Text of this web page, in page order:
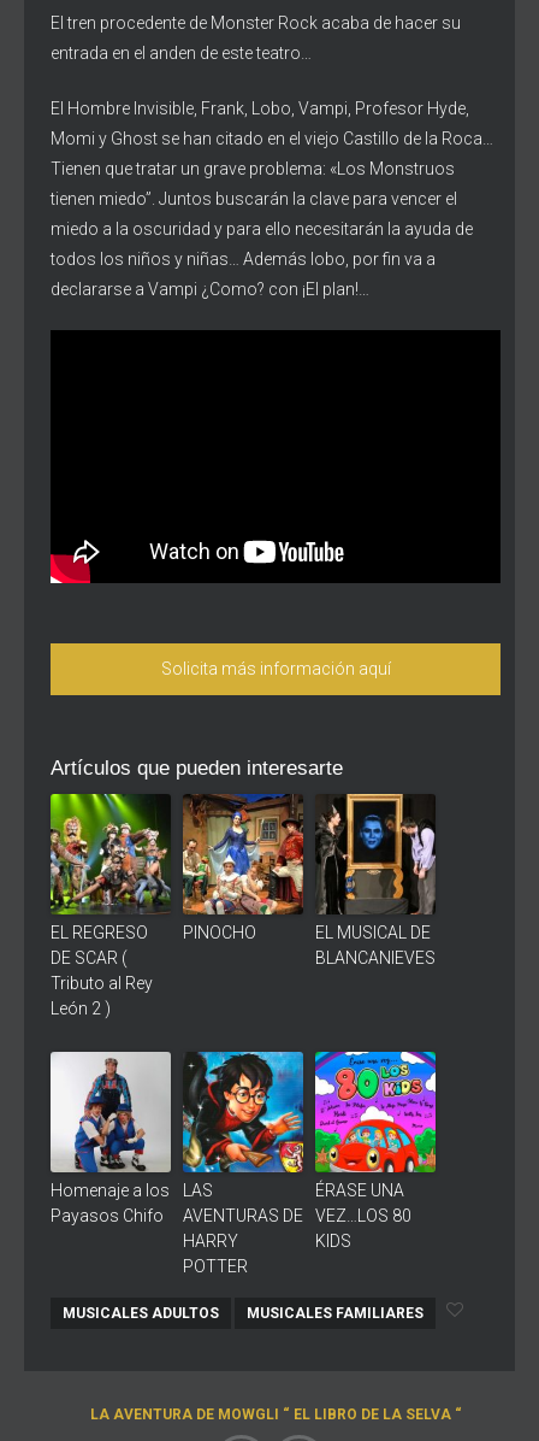
El tren procedente de Monster Rock acaba de hacer su
entrada en el anden de este teatro…
El Hombre Invisible, Frank, Lobo, Vampi, Profesor Hyde,
Momi y Ghost se han citado en el viejo Castillo de la Roca…
Tienen que tratar un grave problema: «Los Monstruos
tienen miedo”. Juntos buscarán la clave para vencer el
miedo a la oscuridad y para ello necesitarán la ayuda de
todos los niños y niñas… Además lobo, por fin va a
declararse a Vampi ¿Como? con ¡El plan!…
Solicita más información aquí
Artículos que pueden interesarte
EL REGRESO
DE SCAR (
Tributo al Rey
León 2 )
PINOCHO
EL MUSICAL DE
BLANCANIEVES
Homenaje a los
Payasos Chifo
LAS
AVENTURAS DE
HARRY
POTTER
ÉRASE UNA
VEZ…LOS 80
KIDS
MUSICALES ADULTOS MUSICALES FAMILIARES
LA AVENTURA DE MOWGLI “ EL LIBRO DE LA SELVA “